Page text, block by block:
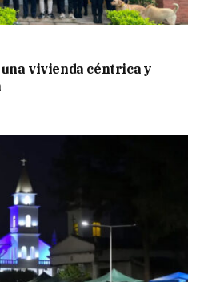
vivienda céntrica y